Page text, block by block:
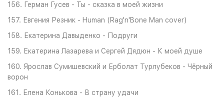
156. Герман Гусев - Ты - сказка в моей жизни
157. Евгения Резник - Human (Rag'n'Bone Man cover)
158. Екатерина Давыденко - Подруги
159. Екатерина Лазарева и Сергей Дядюн - К моей душе
160. Ярослав Сумишевский и Ерболат Турлубеков - Чёрный
ворон
161. Елена Конькова - В страну удачи